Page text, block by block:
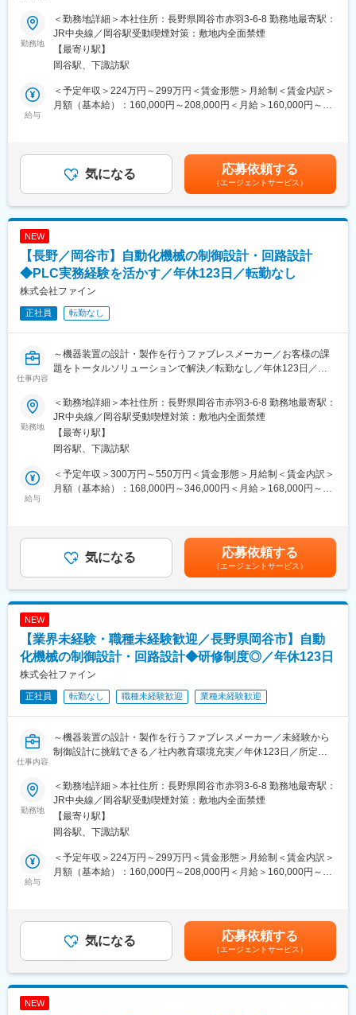
す。
■魅力：
・建築業界や司法書士会などのシステム開発を行っている当社。
専門的な業界のお客様が多く、調査士会や司法書士会ではシェア
トップクラスです。
・お問い合わせから納品、納品後のフォローまで一貫して対応し
変更の範囲：本文参照
■業務概要：
お客様の生産性の合理化・省力化や計測の自動化を目指すための
機器装置の設計・製作を行っているファブレスメーカーの当社で
以下の業務を担当していただきます。
■具体的には：
合った生産管理システム（進捗・品質・在庫管理 等）
・画像処理プログラムの開発
・DB：SQL
・フレームワーク：Windows
・サーバー：Linux
■組織構成：システム技術部 8名
■当社の特徴：
を受けることが多いです。そのため、お客様の課題をトータルソ
リューションで解決に導きます。
・海外を含めた製作工区＆技術者のネットワーク：日本をはじ
め、台湾・中国と数多くの納入実績によって海外での生産・製造
おります。
（1）基本設計：当社
勤務地
＜勤務地詳細＞本社住所：長野県岡谷市赤羽3-6-8 勤務地最寄駅：
JR中央線／岡谷駅受動喫煙対策：敷地内全面禁煙
【最寄り駅】
岡谷駅、下諏訪駅
給与
＜予定年収＞224万円～299万円＜賃金形態＞月給制＜賃金内訳＞
月額（基本給）：160,000円～208,000円＜月給＞160,000円～
／月の支給制度あり※経験年数と実績評価により能力給から役職手
当6万円～12万円へ変更有賃金はあくまでも目安の金額であり、
選考を通じて上下する可能性があります。月給(月額)は固定手当を
含めた表記です。
気になる 応募依頼する
（エージェントサービス）
NEW
【長野／岡谷市】自動化機械の制御設計・回路設計
◆PLC実務経験を活かす／年休123日／転勤なし
株式会社ファイン
正社員 転勤なし
仕事内容
～機器装置の設計・製作を行うファブレスメーカー／お客様の課
題をトータルソリューションで解決／転勤なし／年休123日／所
■業務概要：
お客様の生産性の合理化・省力化や計測の自動化を目指すための
機器装置の設計・製作を行っているファブレスメーカーの当社で
以下の業務を担当していただきます。
■具体的には：
・制御技術の開発
└ 自動化システムの開発など
■当社の特徴：
・FAシステムに始まり、ロボット～ソフト開発など一貫して依頼
を受けることが多いです。そのため、お客様の課題をトータルソ
・海外を含めた製作工区＆技術者のネットワーク：日本をはじ
おります。
（1）基本設計：当社
現地協力社員にて実施
（３）現地技術者（海外技術者）の育成
勤務地
＜勤務地詳細＞本社住所：長野県岡谷市赤羽3-6-8 勤務地最寄駅：
JR中央線／岡谷駅受動喫煙対策：敷地内全面禁煙
【最寄り駅】
岡谷駅、下諏訪駅
給与
＜予定年収＞300万円～550万円＜賃金形態＞月給制＜賃金内訳＞
月額（基本給）：168,000円～346,000円＜月給＞168,000円～
／月の支給制度あり※経験年数と実績評価により能力給から役職手
当6万円～12万円へ変更有賃金はあくまでも目安の金額であり、
選考を通じて上下する可能性があります。月給(月額)は固定手当を
含めた表記です。
気になる 応募依頼する
（エージェントサービス）
NEW
【業界未経験・職種未経験歓迎／長野県岡谷市】自動
化機械の制御設計・回路設計◆研修制度◎／年休123日
株式会社ファイン
正社員 転勤なし 職種未経験歓迎 業種未経験歓迎
仕事内容
～機器装置の設計・製作を行うファブレスメーカー／未経験から
制御設計に挑戦できる／社内教育環境充実／年休123日／所定労
■業務概要：
お客様の生産性の合理化・省力化や計測の自動化を目指すための
機器装置の設計・製作を行っているファブレスメーカーの当社で
以下の業務を担当していただきます。
■具体的には：
・制御技術の開発
└ 自動化システムの開発など
勤務地
＜勤務地詳細＞本社住所：長野県岡谷市赤羽3-6-8 勤務地最寄駅：
JR中央線／岡谷駅受動喫煙対策：敷地内全面禁煙
【最寄り駅】
岡谷駅、下諏訪駅
給与
＜予定年収＞224万円～299万円＜賃金形態＞月給制＜賃金内訳＞
月額（基本給）：160,000円～208,000円＜月給＞160,000円～
／月の支給制度あり※経験年数と実績評価により能力給から役職手
当6万円～12万円へ変更有賃金はあくまでも目安の金額であり、
選考を通じて上下する可能性があります。月給(月額)は固定手当を
含めた表記です。
気になる 応募依頼する
（エージェントサービス）
NEW